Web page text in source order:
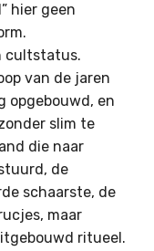
hier geen
cultstatus.
van de jaren
opgebouwd, en
slim te
die naar
de
schaarste, de
maar
ritueel.